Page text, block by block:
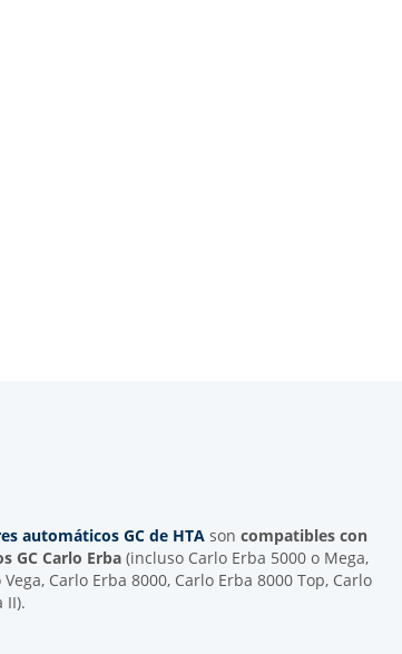
automáticos GC de HTAson compatibles con
GC Carlo Erba (incluso Carlo Erba 5000 o Mega,
Carlo Erba 8000, Carlo Erba 8000 Top, Carlo
II).